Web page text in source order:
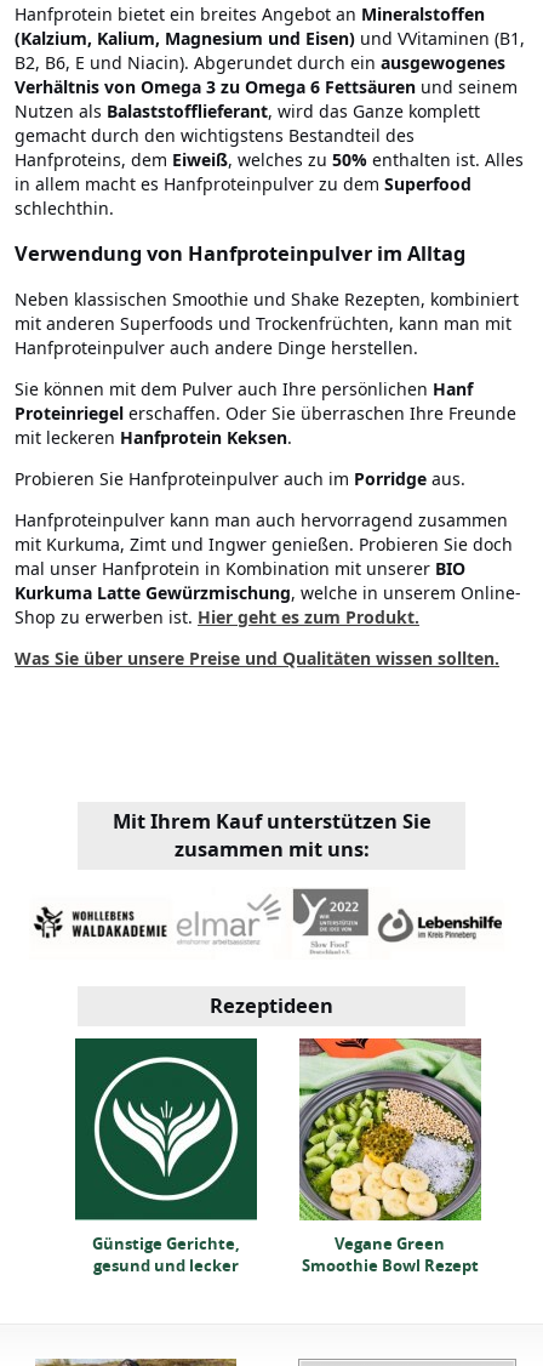
Hanfprotein bietet ein breites Angebot an Mineralstoffen
(Kalzium, Kalium, Magnesium und Eisen) und VVitaminen (B1,
B2, B6, E und Niacin). Abgerundet durch ein ausgewogenes
Verhältnis von Omega 3 zu Omega 6 Fettsäuren und seinem
Nutzen als Balaststofflieferant, wird das Ganze komplett
gemacht durch den wichtigstens Bestandteil des
Hanfproteins, dem Eiweiß, welches zu 50% enthalten ist. Alles
in allem macht es Hanfproteinpulver zu dem Superfood
schlechthin.
Verwendung von Hanfproteinpulver im Alltag
Neben klassischen Smoothie und Shake Rezepten, kombiniert
mit anderen Superfoods und Trockenfrüchten, kann man mit
Hanfproteinpulver auch andere Dinge herstellen.
Sie können mit dem Pulver auch Ihre persönlichen Hanf
Proteinriegel erschaffen. Oder Sie überraschen Ihre Freunde
mit leckeren Hanfprotein Keksen.
Probieren Sie Hanfproteinpulver auch im Porridge aus.
Hanfproteinpulver kann man auch hervorragend zusammen
mit Kurkuma, Zimt und Ingwer genießen. Probieren Sie doch
mal unser Hanfprotein in Kombination mit unserer BIO
Kurkuma Latte Gewürzmischung, welche in unserem Online-
Shop zu erwerben ist. Hier geht es zum Produkt.
Was Sie über unsere Preise und Qualitäten wissen sollten.
Mit Ihrem Kauf unterstützen Sie
zusammen mit uns:
Rezeptideen
Günstige Gerichte,
gesund und lecker
Vegane Green
Smoothie Bowl Rezept